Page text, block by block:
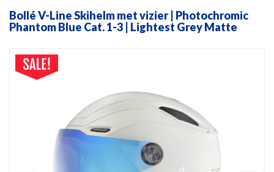
Bollé V-Line Skihelm met vizier | Photochromic
Phantom Blue Cat. 1-3 | Lightest Grey Matte